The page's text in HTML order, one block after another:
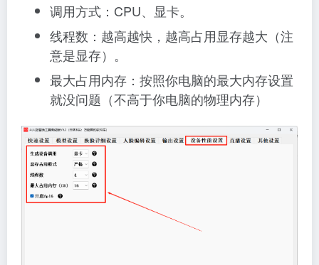
调用方式：CPU、显卡。
线程数：越高越快，越高占用显存越大（注
意是显存）。
最大占用内存：按照你电脑的最大内存设置
就没问题（不高于你电脑的物理内存）